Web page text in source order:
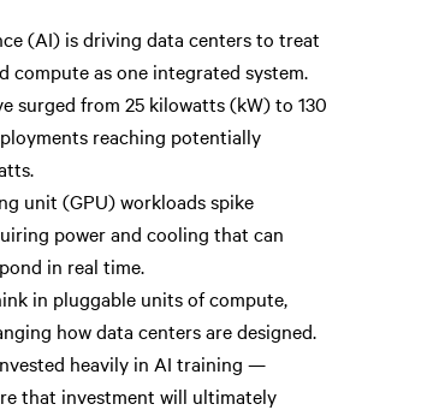
(AI) is driving data centers to treat
compute as one integrated system.
surged from 25 kilowatts (kW) to 130
reaching potentially
unit (GPU) workloads spike
power and cooling that can
in real time.
in pluggable units of compute,
how data centers are designed.
heavily in AI training —
that investment will ultimately